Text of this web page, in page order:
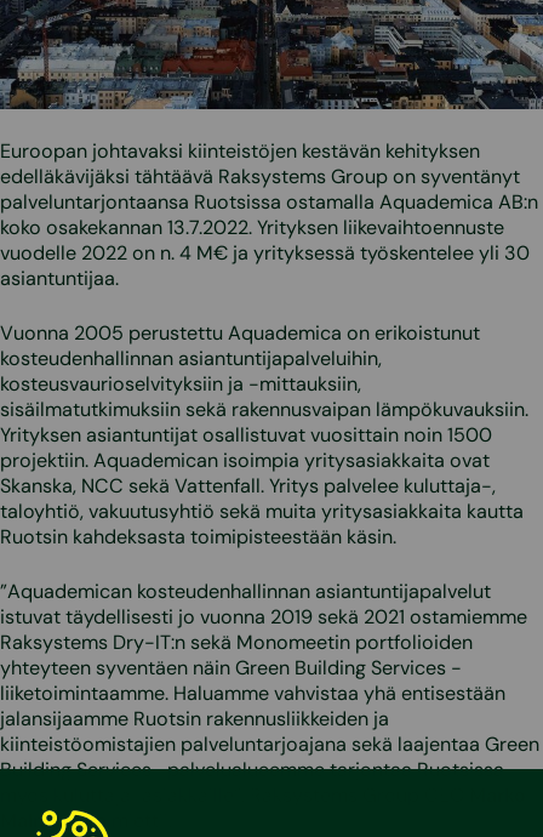
Euroopan johtavaksi kiinteistöjen kestävän kehityksen
edelläkävijäksi tähtäävä Raksystems Group on syventänyt
palveluntarjontaansa Ruotsissa ostamalla Aquademica AB:n
koko osakekannan 13.7.2022. Yrityksen liikevaihtoennuste
vuodelle 2022 on n. 4 M€ ja yrityksessä työskentelee yli 30
asiantuntijaa.
Vuonna 2005 perustettu Aquademica on erikoistunut
kosteudenhallinnan asiantuntijapalveluihin,
kosteusvaurioselvityksiin ja -mittauksiin,
sisäilmatutkimuksiin sekä rakennusvaipan lämpökuvauksiin.
Yrityksen asiantuntijat osallistuvat vuosittain noin 1500
projektiin. Aquademican isoimpia yritysasiakkaita ovat
Skanska, NCC sekä Vattenfall. Yritys palvelee kuluttaja-,
taloyhtiö, vakuutusyhtiö sekä muita yritysasiakkaita kautta
Ruotsin kahdeksasta toimipisteestään käsin.
”Aquademican kosteudenhallinnan asiantuntijapalvelut
istuvat täydellisesti jo vuonna 2019 sekä 2021 ostamiemme
Raksystems Dry-IT:n sekä Monomeetin portfolioiden
yhteyteen syventäen näin Green Building Services -
liiketoimintaamme. Haluamme vahvistaa yhä entisestään
jalansijaamme Ruotsin rakennusliikkeiden ja
kiinteistöomistajien palveluntarjoajana sekä laajentaa Green
Building Services -palvelualueemme tarjontaa Ruotsissa
Malmivaara